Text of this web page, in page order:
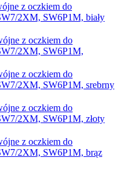
z oczkiem do
2XM, SW6P1M, biały
z oczkiem do
2XM, SW6P1M,
z oczkiem do
2XM, SW6P1M, srebrny
z oczkiem do
2XM, SW6P1M, złoty
z oczkiem do
2XM, SW6P1M, brąz